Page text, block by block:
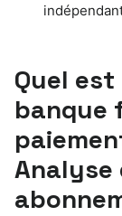
Quel
banque